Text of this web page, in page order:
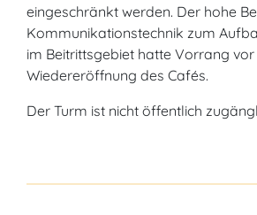
eingeschränkt werden. Der hohe
Kommunikationstechnik zum
im Beitrittsgebiet hatte Vorrang
Wiedereröffnung des Cafés.
Der Turm ist nicht öffentlich